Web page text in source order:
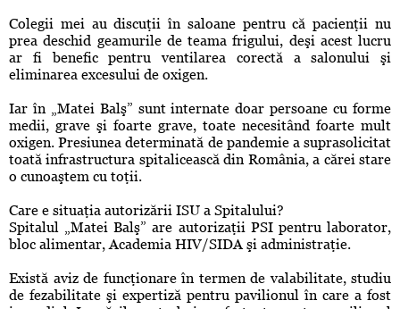
Colegii mei au discuţii în saloane pentru că pacienţii nu
prea deschid geamurile de teama frigului, deşi acest lucru
ar fi benefic pentru ventilarea corectă a salonului şi
eliminarea excesului de oxigen.
Iar în „Matei Balş” sunt internate doar persoane cu forme
medii, grave şi foarte grave, toate necesitând foarte mult
oxigen. Presiunea determinată de pandemie a suprasolicitat
toată infrastructura spitalicească din România, a cărei stare
o cunoaştem cu toţii.
Care e situaţia autorizării ISU a Spitalului?
Spitalul „Matei Balş” are autorizaţii PSI pentru laborator,
bloc alimentar, Academia HIV/SIDA şi administraţie.
Există aviz de funcţionare în termen de valabilitate, studiu
de fezabilitate şi expertiză pentru pavilionul în care a fost